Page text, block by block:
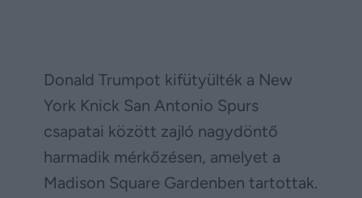
Donald Trumpot kifütyülték a New
York Knick San Antonio Spurs
csapatai között zajló nagydöntő
harmadik mérkőzésen, amelyet a
Madison Square Gardenben tartottak.